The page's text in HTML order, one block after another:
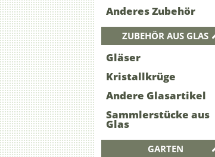
Anderes Zubehör
ZUBEHÖR AUS GLAS
Gläser
Kristallkrüge
Andere Glasartikel
Sammlerstücke aus
Glas
GARTEN